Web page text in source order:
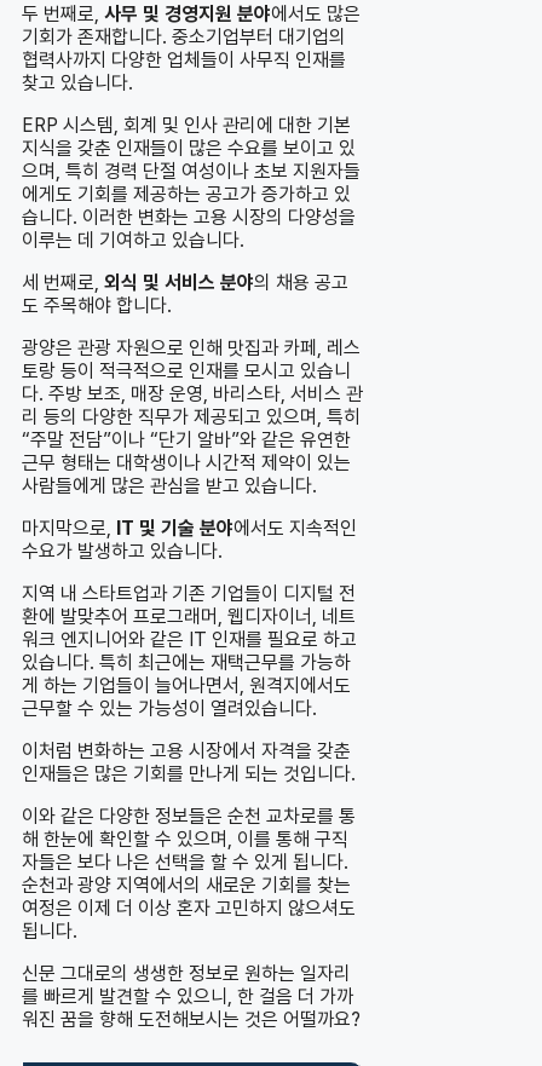
두 번째로, 사무 및 경영지원 분야에서도 많은
기회가 존재합니다. 중소기업부터 대기업의
협력사까지 다양한 업체들이 사무직 인재를
찾고 있습니다.
ERP 시스템, 회계 및 인사 관리에 대한 기본
지식을 갖춘 인재들이 많은 수요를 보이고 있
으며, 특히 경력 단절 여성이나 초보 지원자들
에게도 기회를 제공하는 공고가 증가하고 있
습니다. 이러한 변화는 고용 시장의 다양성을
이루는 데 기여하고 있습니다.
세 번째로, 외식 및 서비스 분야의 채용 공고
도 주목해야 합니다.
광양은 관광 자원으로 인해 맛집과 카페, 레스
토랑 등이 적극적으로 인재를 모시고 있습니
다. 주방 보조, 매장 운영, 바리스타, 서비스 관
리 등의 다양한 직무가 제공되고 있으며, 특히
“주말 전담”이나 “단기 알바”와 같은 유연한
근무 형태는 대학생이나 시간적 제약이 있는
사람들에게 많은 관심을 받고 있습니다.
마지막으로, IT 및 기술 분야에서도 지속적인
수요가 발생하고 있습니다.
지역 내 스타트업과 기존 기업들이 디지털 전
환에 발맞추어 프로그래머, 웹디자이너, 네트
워크 엔지니어와 같은 IT 인재를 필요로 하고
있습니다. 특히 최근에는 재택근무를 가능하
게 하는 기업들이 늘어나면서, 원격지에서도
근무할 수 있는 가능성이 열려있습니다.
이처럼 변화하는 고용 시장에서 자격을 갖춘
인재들은 많은 기회를 만나게 되는 것입니다.
이와 같은 다양한 정보들은 순천 교차로를 통
해 한눈에 확인할 수 있으며, 이를 통해 구직
자들은 보다 나은 선택을 할 수 있게 됩니다.
순천과 광양 지역에서의 새로운 기회를 찾는
여정은 이제 더 이상 혼자 고민하지 않으셔도
됩니다.
신문 그대로의 생생한 정보로 원하는 일자리
를 빠르게 발견할 수 있으니, 한 걸음 더 가까
워진 꿈을 향해 도전해보시는 것은 어떨까요?